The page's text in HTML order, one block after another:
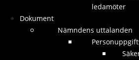
Copyright 2026 © Myndigheten för
ledamöter
Dokument
Nämndens uttalanden